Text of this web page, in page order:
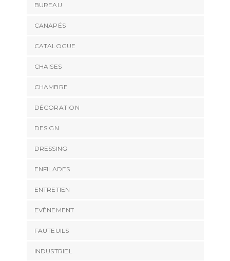
BUREAU
CANAPÉS
CATALOGUE
CHAISES
CHAMBRE
DÉCORATION
DESIGN
DRESSING
ENFILADES
ENTRETIEN
EVÈNEMENT
FAUTEUILS
INDUSTRIEL